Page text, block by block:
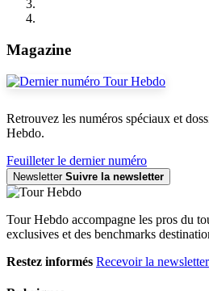
Magazine
Retrouvez les numéros spéciaux et
Hebdo.
Feuilleter le dernier numéro
Newsletter Suivre la newsletter
Tour Hebdo accompagne les pros du
exclusives et des benchmarks
Restez informés Recevoir la newsletter